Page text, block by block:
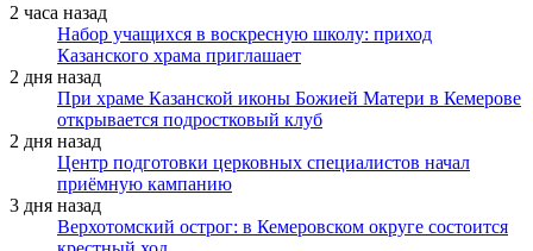
2 часа назад
Набор учащихся в воскресную школу: приход
Казанского храма приглашает
2 дня назад
При храме Казанской иконы Божией Матери в Кемерове
открывается подростковый клуб
2 дня назад
Центр подготовки церковных специалистов начал
приёмную кампанию
3 дня назад
Верхотомский острог: в Кемеровском округе состоится